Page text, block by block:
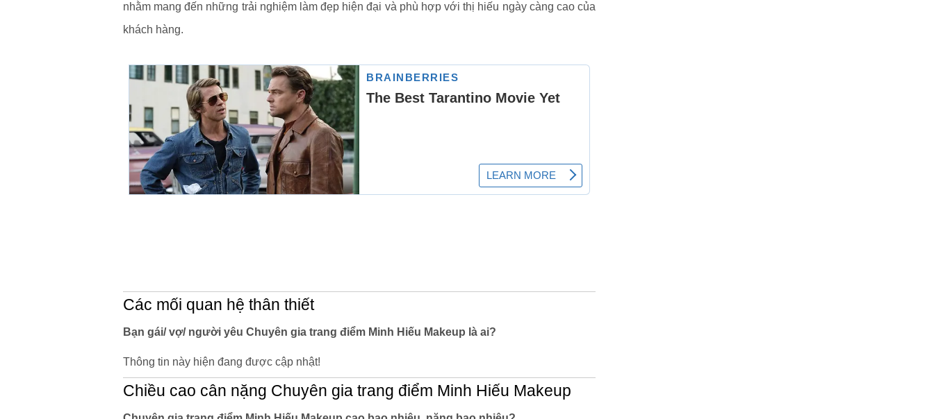
nhằm mang đến những trải nghiệm làm đẹp hiện đại và phù hợp với thị hiếu ngày càng cao của
khách hàng.
Các mối quan hệ thân thiết
Bạn gái/ vợ/ người yêu Chuyên gia trang điểm Minh Hiếu Makeup là ai?
Thông tin này hiện đang được cập nhật!
Chiều cao cân nặng Chuyên gia trang điểm Minh Hiếu Makeup